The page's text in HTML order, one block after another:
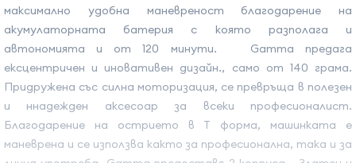
максимално удобна маневреност благодарение на
акумулаторната батерия с която разполага и
автономията и от 120 минути. Gamma предага
ексцентричен и иновативен дизайн., само от 140 грама.
Придружена със силна моторизация, се превръща в полезен
и ннадежден аксесоар за всеки професионалист.
Благодарение на острието в Т форма, машинката е
маневрена и се използва както за професионална, така и за